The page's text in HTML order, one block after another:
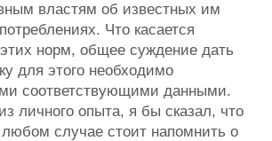
властям об известных им
Что касается
норм, общее суждение дать
для этого необходимо
соответствующими данными.
личного опыта, я бы сказал, что
случае стоит напомнить о